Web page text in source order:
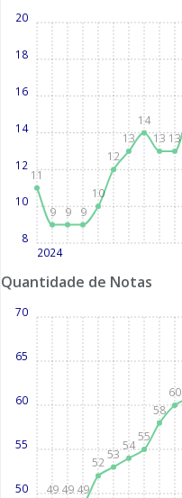
11
9 9 9
10
12
13
14
13 13
2024
8
10
12
14
16
18
20
Quantidade de Notas
49 49 49
52
53
54
55
58
60
50
55
60
65
70